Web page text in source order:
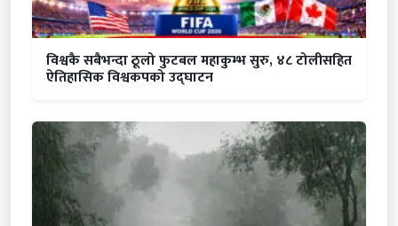
विश्वकै सबैभन्दा ठूलो फुटबल महाकुम्भ सुरु, ४८ टोलीसहित
ऐतिहासिक विश्वकपको उद्घाटन